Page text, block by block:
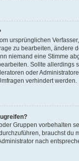
ursprünglichen
zu bearbeiten, ändere
niemand eine Stimme
Sollte allerdings
oder
verhindert werden.
Gruppen vorbehalten
brauchst du
nach